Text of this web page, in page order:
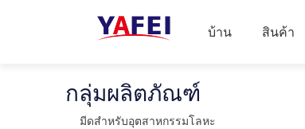
บ้าน สินค้า
กลุ่มผลิตภัณฑ์
มีดสำหรับอุตสาหกรรมโลหะ